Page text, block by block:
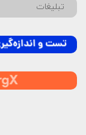
تبلیغات